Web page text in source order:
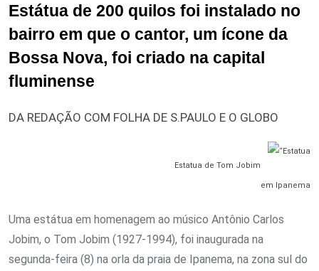
Estátua de 200 quilos foi instalado no
bairro em que o cantor, um ícone da
Bossa Nova, foi criado na capital
fluminense
DA REDAÇÃO COM FOLHA DE S.PAULO E O GLOBO
Estatua de Tom Jobim
em Ipanema
Uma estátua em homenagem ao músico Antônio Carlos
Jobim, o Tom Jobim (1927-1994), foi inaugurada na
segunda-feira (8) na orla da praia de Ipanema, na zona sul do